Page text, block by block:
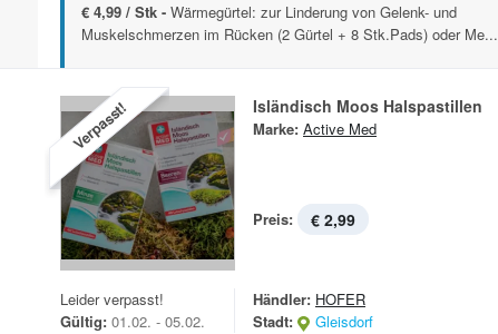
€ 4,99 / Stk - Wärmegürtel: zur Linderung von Gelenk- und
Muskelschmerzen im Rücken (2 Gürtel + 8 Stk.Pads) oder Me...
Verpasst! Isländisch Moos Halspastillen
Marke: Active Med
Preis: € 2,99
Leider verpasst!
Gültig: 01.02. - 05.02.
Händler: HOFER
Stadt:
Gleisdorf